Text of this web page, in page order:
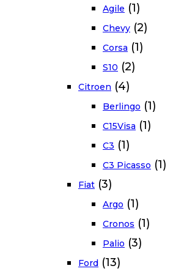
Agile (1)
Chevy (2)
Corsa (1)
S10 (2)
Citroen (4)
Berlingo (1)
C15Visa (1)
C3 (1)
C3 Picasso (1)
Fiat (3)
Argo (1)
Cronos (1)
Palio (3)
Ford (13)